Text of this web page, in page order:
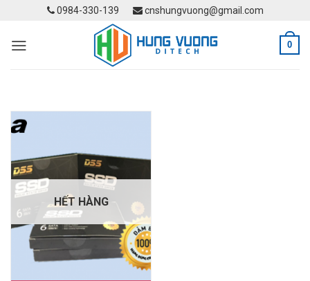
content
0984-330-139 cnshungvuong@gmail.com
0
HẾT HÀNG